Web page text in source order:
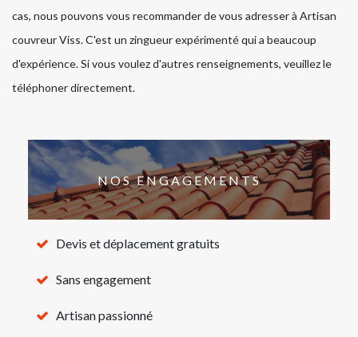
cas, nous pouvons vous recommander de vous adresser à Artisan
couvreur Viss. C'est un zingueur expérimenté qui a beaucoup
d'expérience. Si vous voulez d'autres renseignements, veuillez le
téléphoner directement.
NOS ENGAGEMENTS
Devis et déplacement gratuits
Sans engagement
Artisan passionné